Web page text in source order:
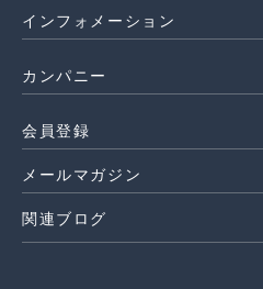
インフォメーション
カンパニー
会員登録
メールマガジン
関連ブログ